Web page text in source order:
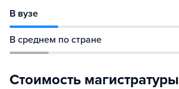
В вузе
В среднем по стране
Стоимость магистратуры